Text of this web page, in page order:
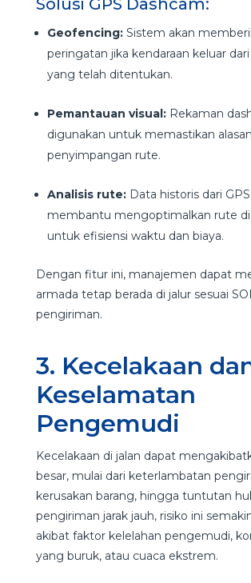
Solusi GPS Dashcam:
Geofencing:Sistem akan
peringatan jika kendaraan keluar
yang telah ditentukan.
Pemantauan visual:Rekaman
digunakan untuk memastikan alasan
penyimpangan rute.
Analisis rute:Data historis dari
membantu mengoptimalkan rute di
untuk efisiensi waktu dan biaya.
Dengan fitur ini, manajemen dapat
armada tetap berada di jalur sesuai
pengiriman.
3. Kecelakaan
Keselamatan
Pengemudi
Kecelakaan di jalan dapat
besar, mulai dari keterlambatan
kerusakan barang, hingga tuntutan
pengiriman jarak jauh, risiko ini
akibat faktor kelelahan pengemudi,
yang buruk, atau cuaca ekstrem.